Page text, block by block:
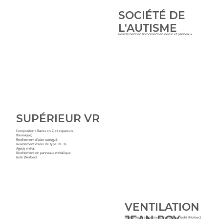
SOCIÉTÉ DE
L'AUTISME
Revêtement en fibrociment en déclin et panneaux
SUPÉRIEUR VR
Composition ( Barres en Z et espaceurs
thermique)
Revêtement d'acier corrugué
Revêtement d'acier de type HF-12,
Agway métal
Revêtement en panneaux métallique
isolé (Norbec)
VENTILATION
Revêtement en panneaux métallique isolé (Norbec)